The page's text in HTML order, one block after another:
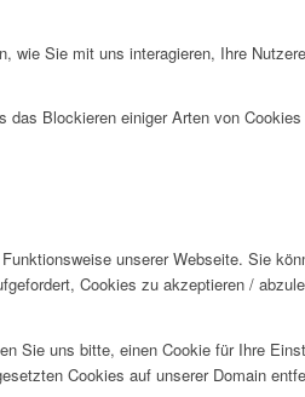
Sie mit uns interagieren, Ihre
Blockieren einiger Arten von
unserer Webseite. Sie
Cookies zu akzeptieren /
Sie uns bitte, einen Cookie für Ihre
Cookies auf unserer Domain